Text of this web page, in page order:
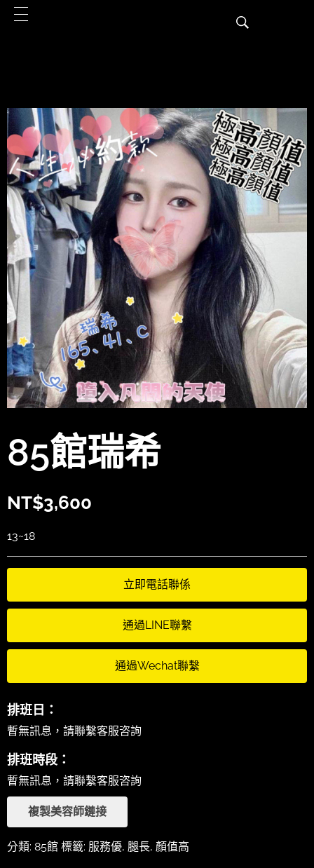
85館瑞希
NT$3,600
13~18
立即電話聯係
通過LINE聯繫
通過Wechat聯繫
排班日：
暫無訊息，請聯繫客服咨詢
排班時段：
暫無訊息，請聯繫客服咨詢
複製美容師鏈接
分類: 85館 標籤: 服務優, 腿長, 顏值高